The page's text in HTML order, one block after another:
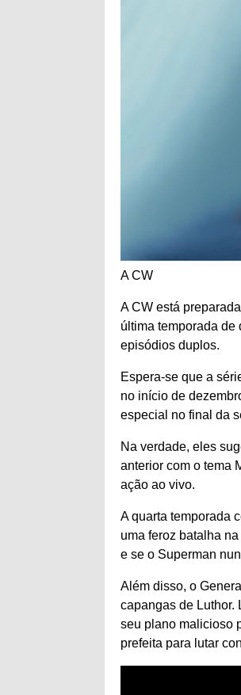
A CW
A CW está
última temporada de
episódios duplos.
Espera-se que a
no início de
especial no final da
Na verdade, eles
anterior com o tema
ação ao vivo.
A quarta temporada
uma feroz batalha
e se o Superman
Além disso, o
capangas de Luthor.
seu plano malicioso
prefeita para lutar